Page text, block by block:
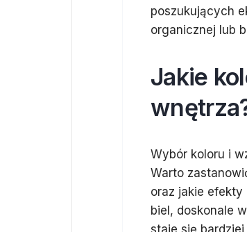
poszukujących
organicznej lub
Jakie
Wybór koloru i
Warto
oraz jakie
biel, doskonale
staje się